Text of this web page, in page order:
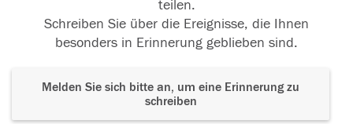
teilen.
Schreiben Sie über die Ereignisse, die Ihnen
besonders in Erinnerung geblieben sind.
Melden Sie sich bitte an, um eine Erinnerung zu
schreiben